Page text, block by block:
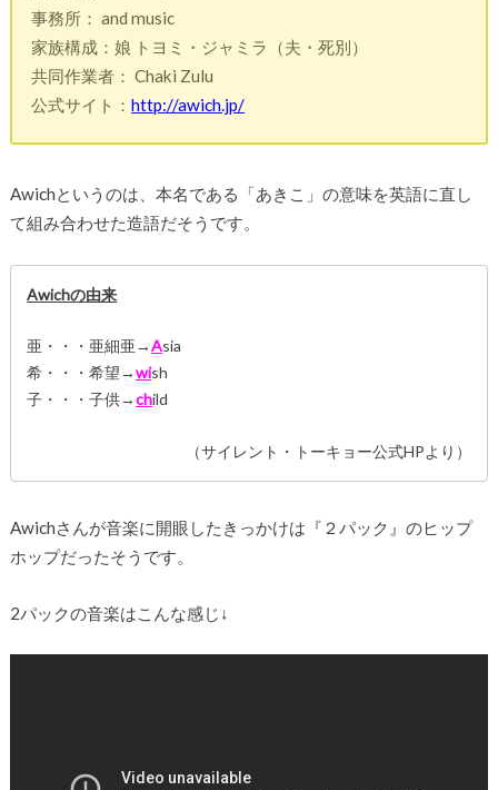
事務所： and music
家族構成：娘 トヨミ・ジャミラ（夫・死別）
共同作業者： Chaki Zulu
公式サイト：http://awich.jp/
Awichというのは、本名である「あきこ」の意味を英語に直し
て組み合わせた造語だそうです。
Awichの由来
亜・・・亜細亜→Asia
希・・・希望→wish
子・・・子供→child
（サイレント・トーキョー公式HPより）
Awichさんが音楽に開眼したきっかけは『２パック』のヒップ
ホップだったそうです。
2パックの音楽はこんな感じ↓